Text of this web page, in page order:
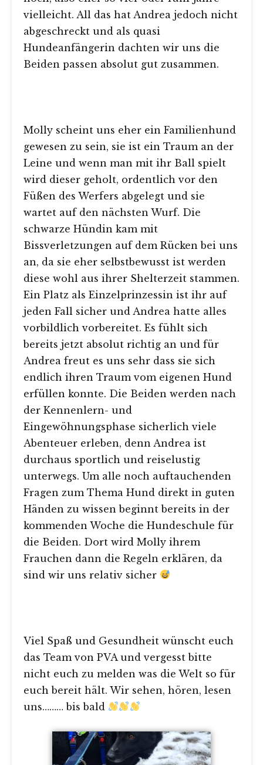
vielleicht. All das hat Andrea jedoch nicht
abgeschreckt und als quasi
Hundeanfängerin dachten wir uns die
Beiden passen absolut gut zusammen.
Molly scheint uns eher ein Familienhund
gewesen zu sein, sie ist ein Traum an der
Leine und wenn man mit ihr Ball spielt
wird dieser geholt, ordentlich vor den
Füßen des Werfers abgelegt und sie
wartet auf den nächsten Wurf. Die
schwarze Hündin kam mit
Bissverletzungen auf dem Rücken bei uns
an, da sie eher selbstbewusst ist werden
diese wohl aus ihrer Shelterzeit stammen.
Ein Platz als Einzelprinzessin ist ihr auf
jeden Fall sicher und Andrea hatte alles
vorbildlich vorbereitet. Es fühlt sich
bereits jetzt absolut richtig an und für
Andrea freut es uns sehr dass sie sich
endlich ihren Traum vom eigenen Hund
erfüllen konnte. Die Beiden werden nach
der Kennenlern- und
Eingewöhnungsphase sicherlich viele
Abenteuer erleben, denn Andrea ist
durchaus sportlich und reiselustig
unterwegs. Um alle noch auftauchenden
Fragen zum Thema Hund direkt in guten
Händen zu wissen beginnt bereits in der
kommenden Woche die Hundeschule für
die Beiden. Dort wird Molly ihrem
Frauchen dann die Regeln erklären, da
sind wir uns relativ sicher
Viel Spaß und Gesundheit wünscht euch
das Team von PVA und vergesst bitte
nicht euch zu melden was die Welt so für
euch bereit hält. Wir sehen, hören, lesen
uns……… bis bald